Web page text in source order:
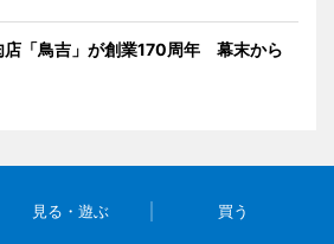
店「鳥吉」が創業170周年 幕末から
見る・遊ぶ 買う